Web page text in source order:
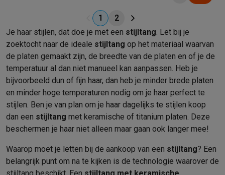
1
2
Je haar stijlen, dat doe je met een stijltang. Let bij je
zoektocht naar de ideale stijltang op het materiaal waarvan
de platen gemaakt zijn, de breedte van de platen en of je de
temperatuur al dan niet manueel kan aanpassen. Heb je
bijvoorbeeld dun of fijn haar, dan heb je minder brede platen
en minder hoge temperaturen nodig om je haar perfect te
stijlen. Ben je van plan om je haar dagelijks te stijlen koop
dan een stijltang met keramische of titanium platen. Deze
beschermen je haar niet alleen maar gaan ook langer mee!
Waarop moet je letten bij de aankoop van een stijltang? Een
belangrijk punt om na te kijken is de technologie waarover de